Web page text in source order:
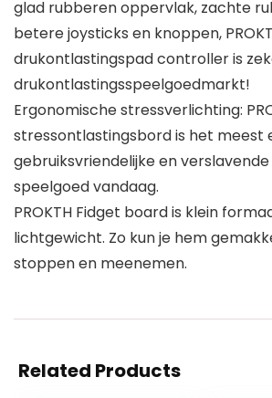
glad rubberen oppervlak, zachte
betere joysticks en knoppen,
drukontlastingspad controller is
drukontlastingsspeelgoedmarkt!
Ergonomische stressverlichting:
stressontlastingsbord is het meest
gebruiksvriendelijke en
speelgoed vandaag.
PROKTH Fidget board is klein
lichtgewicht. Zo kun je hem
stoppen en meenemen.
Related Products